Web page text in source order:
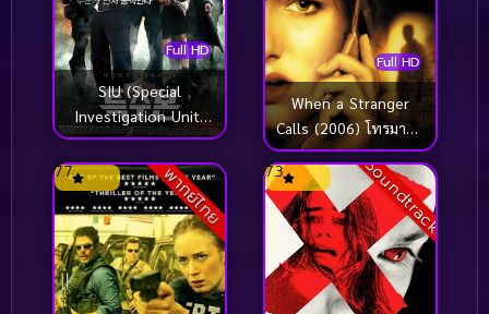
Full HD
SIU (Special
Investigation Unit)
(2011) เอส.ไอ.ยู…กอง
ปราบร้ายหน่วยพิเศษ
ลับ
Full HD
When a Stranger
Calls (2006) โทรมาฆ่า
อย่าอยู่คนเดียว
พากย์ไทย
7.7 Soundtrack
7.3